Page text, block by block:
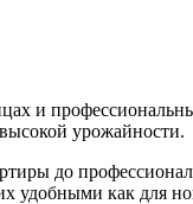
и
урожайности.
до
удобными как для